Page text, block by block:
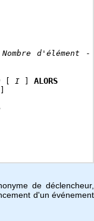
Nombre d'élément -
[ I ] ALORS
]
de déclencheur,
d'un événement